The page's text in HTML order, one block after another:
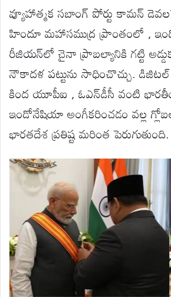
వ్యూహాత్మక సబాంగ్ పోర్టు కామన్
హిందూ మహాసముద్ర ప్రాంతంలో ,
రీజియన్‌లో చైనా ప్రాబల్యానికి గట్టి
నౌకాదళ పట్టును సాధించొచ్చు. డిజిటల్
కింద యూపీఐ , ఓఎన్‌డీసీ వంటి
ఇండోనేషియా అంగీకరించడం వల్ల
భారతదేశ ప్రతిష్ట మరింత పెరుగుతుంది.